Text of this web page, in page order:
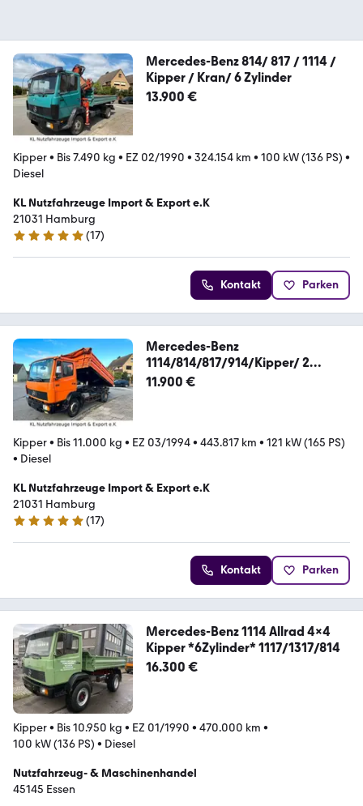
Mercedes-Benz 814/ 817 / 1114 /
Kipper / Kran/ 6 Zylinder
13.900 €
Kipper• Bis 7.490 kg • EZ 02/1990 • 324.154 km • 100 kW (136 PS) •
Diesel
KL Nutzfahrzeuge Import & Export e.K
21031 Hamburg
5 Sterne
(17)
Kontakt Parken
Mercedes-Benz
1114/814/817/914/Kipper/ 2
Knopf/Meiler 3 Kipper
11.900 €
Kipper• Bis 11.000 kg • EZ 03/1994• 443.817 km • 121 kW (165 PS)
• Diesel
KL Nutzfahrzeuge Import & Export e.K
21031 Hamburg
5 Sterne
(17)
Kontakt Parken
Mercedes-Benz 1114 Allrad 4x4
Kipper *6Zylinder* 1117/1317/814
16.300 €
Kipper• Bis 10.950 kg • EZ 01/1990 • 470.000 km •
100 kW (136 PS) • Diesel
Nutzfahrzeug- & Maschinenhandel
45145 Essen